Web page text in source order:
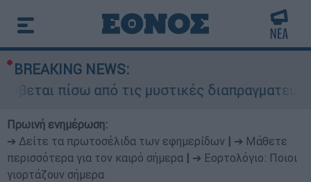
BREAKING NEWS:
πίσω από τις μυστικές
Πρωινή ενημέρωση:
➔ Δείτε τα πρωτοσέλιδα των εφημερίδων
➔ Μάθετε
περισσότερα για τον καιρό σήμερα
➔ Εορτολόγιο: Ποιοι
γιορτάζουν σήμερα